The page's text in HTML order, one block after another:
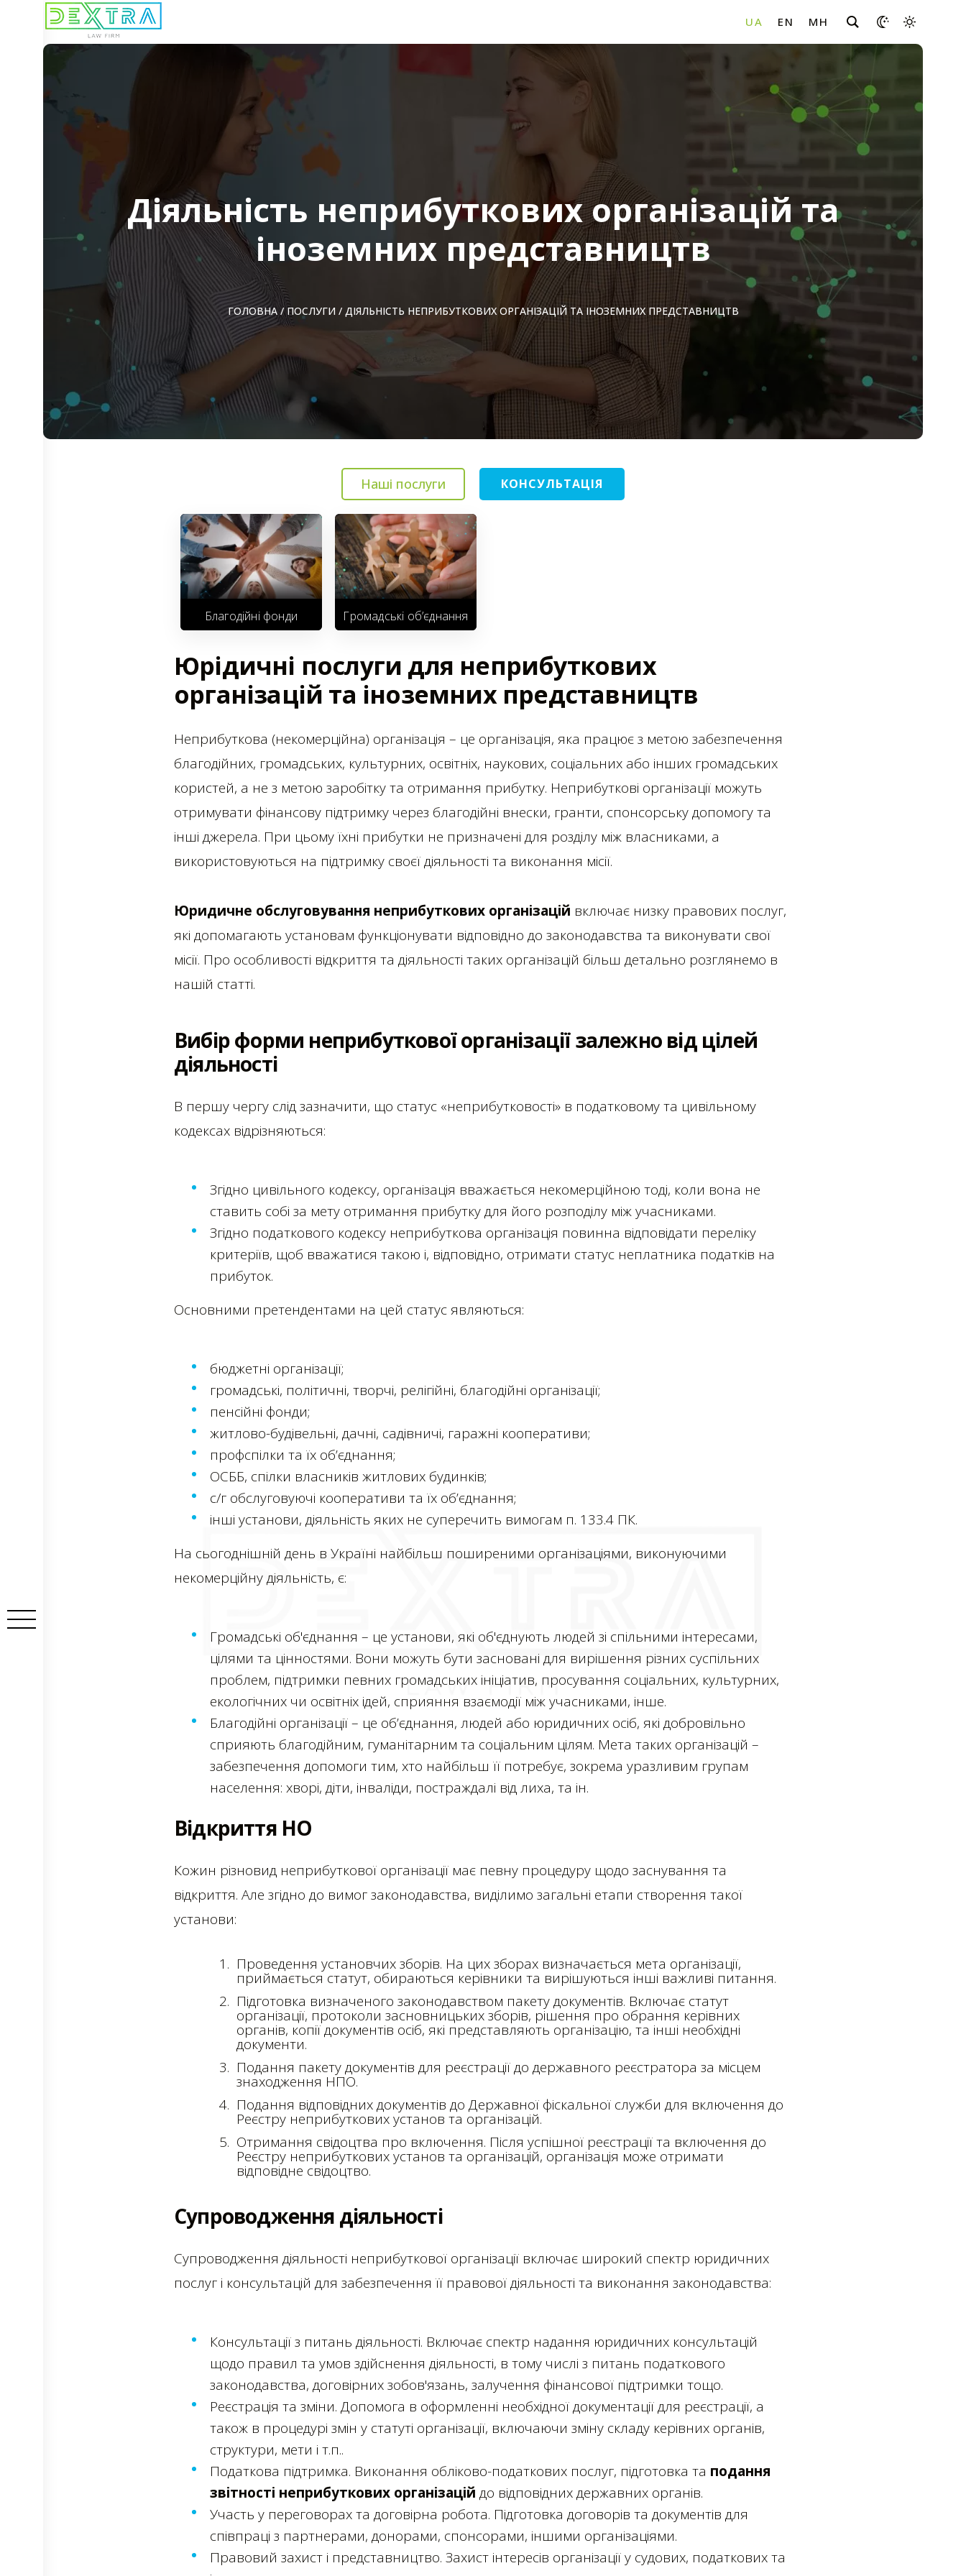
Діяльність неприбуткових організацій та
іноземних представництв
ГОЛОВНА/ ПОСЛУГИ/ ДІЯЛЬНІСТЬ НЕПРИБУТКОВИХ ОРГАНІЗАЦІЙ ТА ІНОЗЕМНИХ ПРЕДСТАВНИЦТВ
Наші послуги КОНСУЛЬТАЦІЯ
Благодійні фонди Громадські об’єднання
Юрідичні послуги для неприбуткових
організацій та іноземних представництв
Неприбуткова (некомерційна) організація – це організація, яка працює з метою забезпечення
благодійних, громадських, культурних, освітніх, наукових, соціальних або інших громадських
користей, а не з метою заробітку та отримання прибутку. Неприбуткові організації можуть
отримувати фінансову підтримку через благодійні внески, гранти, спонсорську допомогу та
інші джерела. При цьому їхні прибутки не призначені для розділу між власниками, а
використовуються на підтримку своєї діяльності та виконання місії.
Юридичне обслуговування неприбуткових організацій включає низку правових послуг,
які допомагають установам функціонувати відповідно до законодавства та виконувати свої
місії. Про особливості відкриття та діяльності таких організацій більш детально розглянемо в
нашій статті.
Вибір форми неприбуткової організації залежно від цілей
діяльності
В першу чергу слід зазначити, що статус «неприбутковості» в податковому та цивільному
кодексах відрізняються:
Згідно цивільного кодексу, організація вважається некомерційною тоді, коли вона не
ставить собі за мету отримання прибутку для його розподілу між учасниками.
Згідно податкового кодексу неприбуткова організація повинна відповідати переліку
критеріїв, щоб вважатися такою і, відповідно, отримати статус неплатника податків на
прибуток.
Основними претендентами на цей статус являються:
бюджетні організації;
громадські, політичні, творчі, релігійні, благодійні організації;
пенсійні фонди;
житлово-будівельні, дачні, садівничі, гаражні кооперативи;
профспілки та їх об’єднання;
ОСББ, спілки власників житлових будинків;
с/г обслуговуючі кооперативи та їх об’єднання;
інші установи, діяльність яких не суперечить вимогам п. 133.4 ПК.
На сьогоднішній день в Україні найбільш поширеними організаціями, виконуючими
некомерційну діяльність, є:
Громадські об'єднання – це установи, які об'єднують людей зі спільними інтересами,
цілями та цінностями. Вони можуть бути засновані для вирішення різних суспільних
проблем, підтримки певних громадських ініціатив, просування соціальних, культурних,
екологічних чи освітніх ідей, сприяння взаємодії між учасниками, інше.
Благодійні організації – це об’єднання, людей або юридичних осіб, які добровільно
сприяють благодійним, гуманітарним та соціальним цілям. Мета таких організацій –
забезпечення допомоги тим, хто найбільш її потребує, зокрема уразливим групам
населення: хворі, діти, інваліди, постраждалі від лиха, та ін.
Відкриття НО
Кожин різновид неприбуткової організації має певну процедуру щодо заснування та
відкриття. Але згідно до вимог законодавства, виділимо загальні етапи створення такої
установи:
Проведення установчих зборів. На цих зборах визначається мета організації,
приймається статут, обираються керівники та вирішуються інші важливі питання.
Підготовка визначеного законодавством пакету документів. Включає статут
організації, протоколи засновницьких зборів, рішення про обрання керівних
органів, копії документів осіб, які представляють організацію, та інші необхідні
документи.
Подання пакету документів для реєстрації до державного реєстратора за місцем
знаходження НПО.
Подання відповідних документів до Державної фіскальної служби для включення до
Реєстру неприбуткових установ та організацій.
Отримання свідоцтва про включення. Після успішної реєстрації та включення до
Реєстру неприбуткових установ та організацій, організація може отримати
відповідне свідоцтво.
Супроводження діяльності
Супроводження діяльності неприбуткової організації включає широкий спектр юридичних
послуг і консультацій для забезпечення її правової діяльності та виконання законодавства:
Консультації з питань діяльності. Включає спектр надання юридичних консультацій
щодо правил та умов здійснення діяльності, в тому числі з питань податкового
законодавства, договірних зобов'язань, залучення фінансової підтримки тощо.
Реєстрація та зміни. Допомога в оформленні необхідної документації для реєстрації, а
також в процедурі змін у статуті організації, включаючи зміну складу керівних органів,
структури, мети і т.п..
Податкова підтримка. Виконання обліково-податкових послуг, підготовка та подання
звітності неприбуткових організацій до відповідних державних органів.
Участь у переговорах та договірна робота. Підготовка договорів та документів для
співпраці з партнерами, донорами, спонсорами, іншими організаціями.
Правовий захист і представництво. Захист інтересів організації у судових, податкових та